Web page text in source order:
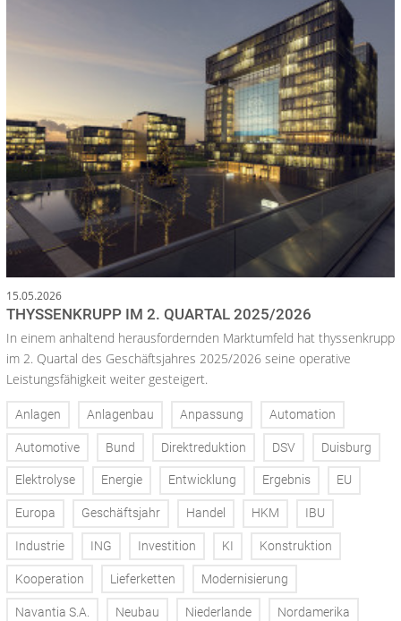
15.05.2026
THYSSENKRUPP IM 2. QUARTAL 2025/2026
In einem anhaltend herausfordernden Marktumfeld hat thyssenkrupp
im 2. Quartal des Geschäftsjahres 2025/2026 seine operative
Leistungsfähigkeit weiter gesteigert.
Anlagen Anlagenbau Anpassung Automation
Automotive Bund Direktreduktion DSV Duisburg
Elektrolyse Energie Entwicklung Ergebnis EU
Europa Geschäftsjahr Handel HKM IBU
Industrie ING Investition KI Konstruktion
Kooperation Lieferketten Modernisierung
Navantia S.A. Neubau Niederlande Nordamerika